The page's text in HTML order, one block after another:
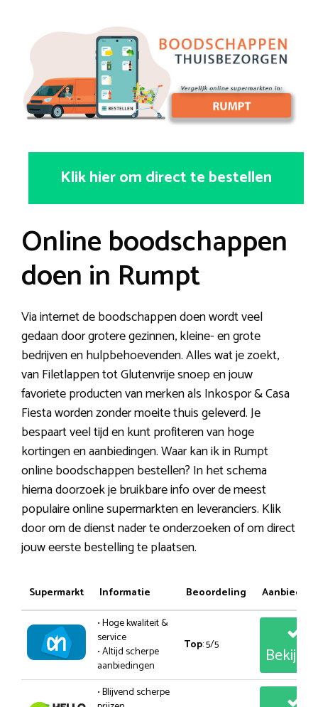
Klik hier om direct te bestellen
Online boodschappen
doen in Rumpt
Via internet de boodschappen doen wordt veel
gedaan door grotere gezinnen, kleine- en grote
bedrijven en hulpbehoevenden. Alles wat je zoekt,
van Filetlappen tot Glutenvrije snoep en jouw
favoriete producten van merken als Inkospor & Casa
Fiesta worden zonder moeite thuis geleverd. Je
bespaart veel tijd en kunt profiteren van hoge
kortingen en aanbiedingen. Waar kan ik in Rumpt
online boodschappen bestellen? In het schema
hierna doorzoek je bruikbare info over de meest
populaire online supermarkten en leveranciers. Klik
door om de dienst nader te onderzoeken of om direct
jouw eerste bestelling te plaatsen.
Supermarkt Informatie Beoordeling
• Hoge kwaliteit &
service
• Altijd scherpe
aanbiedingen
Top: 5/5
• Blijvend scherpe